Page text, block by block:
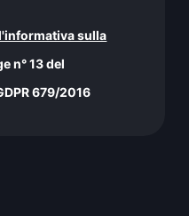
sulla
n° 13 del
679/2016